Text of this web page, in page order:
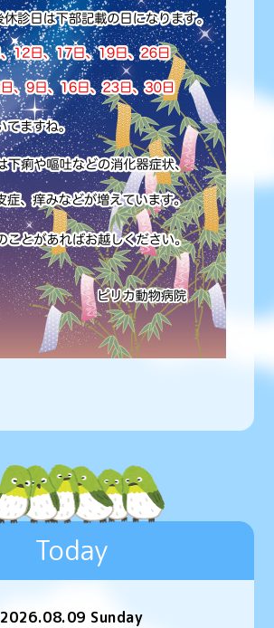
Today
2026.08.09 Sunday